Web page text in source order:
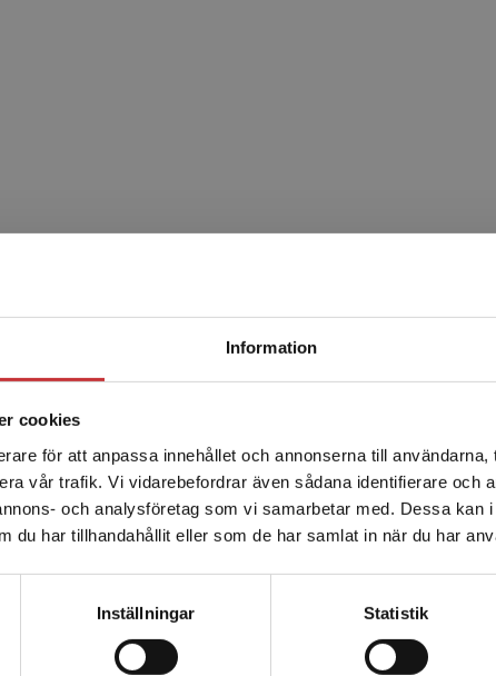
Information
cookies
för att anpassa innehållet och annonserna till
vår trafik. Vi vidarebefordrar även sådana identifierare och
och analysföretag som vi samarbetar med. Dessa kan
du har tillhandahållit eller som de har samlat in när du har
Inställningar Statistik
Begränsad fraktregion
Det verkar som att du besöker studentlitteratur.se via en
enhet utanför Sverige. Vi erbjuder inte leveranser utanför
Sverige. För att kunna slutföra ett köp måste
leveransadressen vara i Sverige.Läs mer